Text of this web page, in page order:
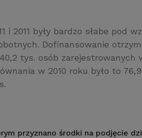
i 2011 były bardzo słabe pod
Dofinansowanie
tys. osób zarejestrowanych
w 2010 roku było to
przyznano środki na podjęcie